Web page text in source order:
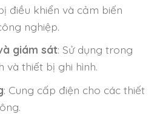
điều khiển và cảm biến
nghiệp.
giám sát: Sử dụng trong
và thiết bị ghi hình.
: Cung cấp điện cho các thiết